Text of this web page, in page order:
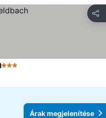
3 Kategória
Árak megjelenítése